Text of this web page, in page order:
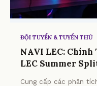
ĐỘI TUYỂN & TUYỂN THỦ
NAVI LEC: Chính
LEC Summer
Cung cấp các phân